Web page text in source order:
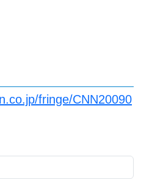
fringe/CNN20090